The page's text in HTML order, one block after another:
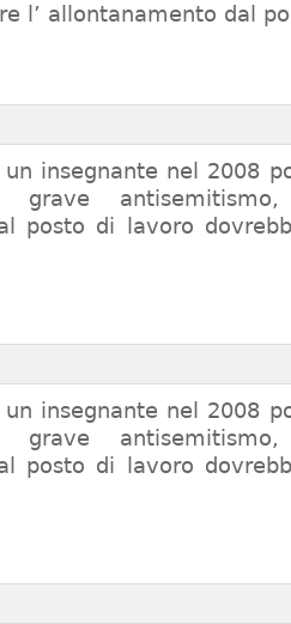
l’ allontanamento dal
insegnante nel 2008
grave
posto di lavoro
insegnante nel 2008
grave
posto di lavoro